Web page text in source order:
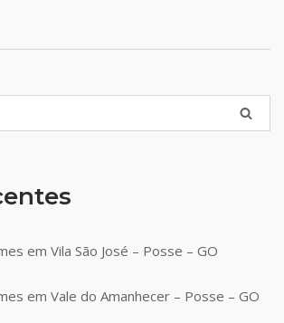
em Vila São José – Posse – GO
em Vale do Amanhecer – Posse – GO